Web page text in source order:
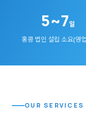
5~7일
홍콩 법인 설립 소요(영
OUR SERVICES